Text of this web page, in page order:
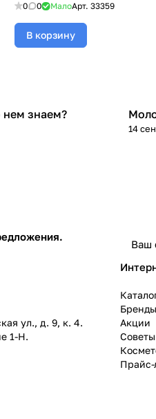
0 0 МалоАрт.33359
В корзину
нем знаем?
14
ул., д. 9, к. 4.
1-Н.
Бренды
Акции
Прайс-